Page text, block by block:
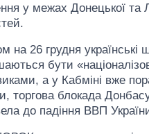
у межах Донецької та
на 26 грудня українські
бути
а у Кабміні вже
торгова блокада
до падіння ВВП